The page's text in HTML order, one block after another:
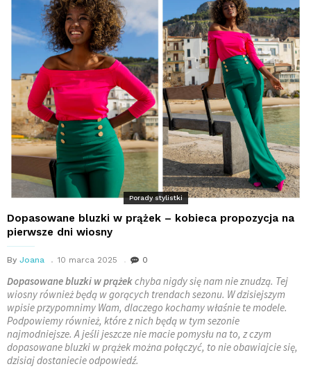
Porady stylistki
Dopasowane bluzki w prążek – kobieca propozycja na
pierwsze dni wiosny
By Joana 10 marca 2025 0
Dopasowane bluzki w prążekchyba nigdy się nam nie znudzą. Tej
wiosny również będą w gorących trendach sezonu. W dzisiejszym
wpisie przypomnimy Wam, dlaczego kochamy właśnie te modele.
Podpowiemy również, które z nich będą w tym sezonie
najmodniejsze. A jeśli jeszcze nie macie pomysłu na to, z czym
dopasowane bluzki w prążek można połączyć, to nie obawiajcie się,
dzisiaj dostaniecie odpowiedź.